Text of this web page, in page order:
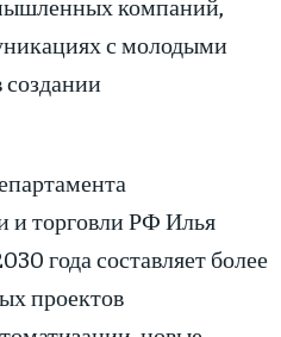
с молодыми
и торговли РФ Илья
года составляет более
проектов